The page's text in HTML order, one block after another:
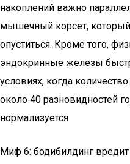
накоплений важно
мышечный корсет,
опуститься. Кроме того,
эндокринные железы
условиях, когда
около 40 разновидностей
нормализуется
Миф 6: бодибилдинг